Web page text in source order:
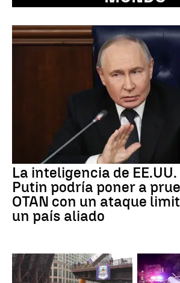
La inteligencia de
Putin podría poner a
OTAN con un ataque
un país aliado